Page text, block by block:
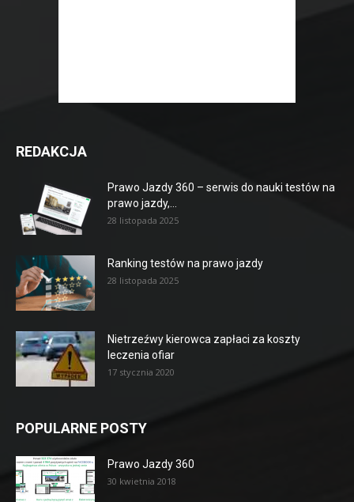
REDAKCJA
Prawo Jazdy 360 – serwis do nauki testów na
prawo jazdy,...
28 listopada 2025
Ranking testów na prawo jazdy
28 listopada 2025
Nietrzeźwy kierowca zapłaci za koszty
leczenia ofiar
17 stycznia 2020
POPULARNE POSTY
Prawo Jazdy 360
30 kwietnia 2018